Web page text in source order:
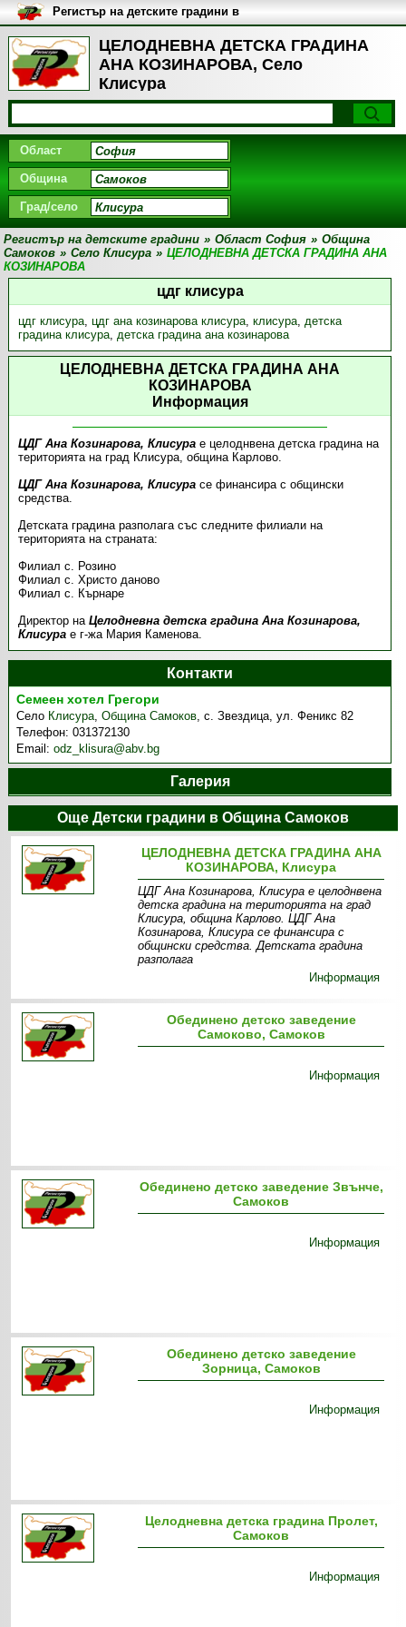
ЦЕЛОДНЕВНА ДЕТСКА ГРАДИНА
АНА КОЗИНАРОВА, Село
Клисура
Регистър на детските градини в
България
Област
Община
Град/село
Регистър на детските градини » Област София » Община
Самоков » Село Клисура » ЦЕЛОДНЕВНА ДЕТСКА ГРАДИНА АНА
КОЗИНАРОВА
цдг клисура
цдг клисура, цдг ана козинарова клисура, клисура, детска
градина клисура, детска градина ана козинарова
ЦЕЛОДНЕВНА ДЕТСКА ГРАДИНА АНА
КОЗИНАРОВА
Информация
ЦДГ Ана Козинарова, Клисура е целоднвена детска градина на
територията на град Клисура, община Карлово.
ЦДГ Ана Козинарова, Клисурасе финансира с общински
средства.
Детската градина разполага със следните филиали на
територията на страната:
Филиал с. Розино
Филиал с. Христо даново
Филиал с. Кърнаре
Директор наЦелодневна детска градина Ана Козинарова,
Клисурае г-жа Мария Каменова.
Контакти
Семеен хотел Грегори
Село Клисура,Община Самоков,с. Звездица, ул. Феникс 82
Телефон:031372130
Email:odz_klisura@abv.bg
Галерия
Още Детски градини в Община Самоков
ЦЕЛОДНЕВНА ДЕТСКА ГРАДИНА АНА
КОЗИНАРОВА, Клисура
ЦДГ Ана Козинарова, Клисура е целоднвена
детска градина на територията на град
Клисура, община Карлово. ЦДГ Ана
Козинарова, Клисура се финансира с
общински средства. Детската градина
разполага
Информация
Обединено детско заведение
Самоково, Самоков
Информация
Обединено детско заведение Звънче,
Самоков
Информация
Обединено детско заведение
Зорница, Самоков
Информация
Целодневна детска градина Пролет,
Самоков
Информация